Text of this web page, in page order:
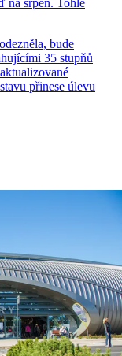
bude
35 stupňů
přinese úlevu